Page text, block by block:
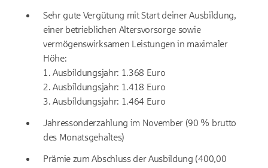
Sehr gute Vergütung mit Start deiner Ausbildung,
einer betrieblichen Altersvorsorge sowie
vermögenswirksamen Leistungen in maximaler
Höhe:
1. Ausbildungsjahr: 1.368 Euro
2. Ausbildungsjahr: 1.418 Euro
3. Ausbildungsjahr: 1.464 Euro
Jahressonderzahlung im November (90 % brutto
des Monatsgehaltes)
Prämie zum Abschluss der Ausbildung (400,00